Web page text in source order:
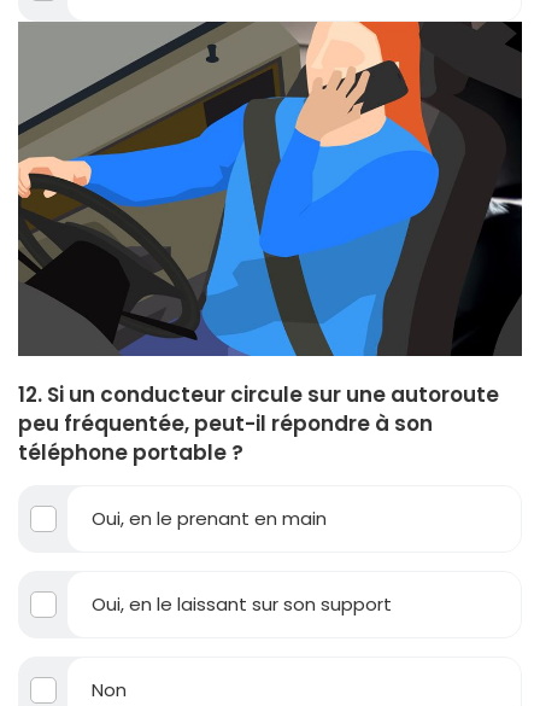
12. Si un conducteur circule sur une autoroute
peu fréquentée, peut-il répondre à son
téléphone portable ?
Oui, en le prenant en main
Oui, en le laissant sur son support
Non